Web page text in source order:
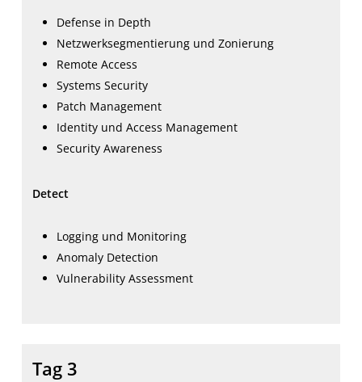
Defense in Depth
Netzwerksegmentierung und Zonierung
Remote Access
Systems Security
Patch Management
Identity und Access Management
Security Awareness
Detect
Logging und Monitoring
Anomaly Detection
Vulnerability Assessment
Tag 3